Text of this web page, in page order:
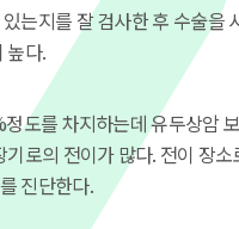
는지를 잘 검사한 후 수술
높다.
도를 차지하는데 유두상암
로의 전이가 많다. 전이 장
진단한다.